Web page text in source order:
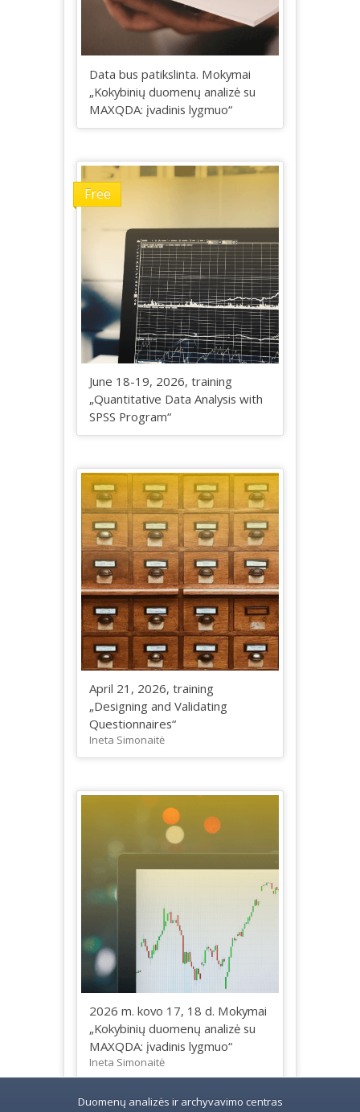
Data bus patikslinta. Mokymai
„Kokybinių duomenų analizė su
MAXQDA: įvadinis lygmuo“
Free
June 18-19, 2026, training
„Quantitative Data Analysis with
SPSS Program“
April 21, 2026, training
„Designing and Validating
Questionnaires“
Ineta Simonaitė
2026 m. kovo 17, 18 d. Mokymai
„Kokybinių duomenų analizė su
MAXQDA: įvadinis lygmuo“
Ineta Simonaitė
Duomenų analizės ir archyvavimo centras